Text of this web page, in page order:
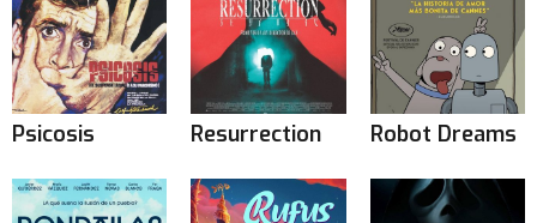
Psicosis Resurrection Robot Dreams